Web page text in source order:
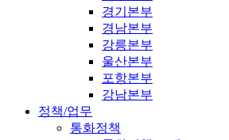
경기본부
경남본부
강릉본부
울산본부
포항본부
강남본부
정책/업무
통화정책